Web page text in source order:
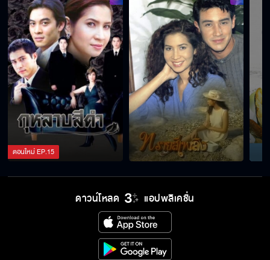
ทรายสีเพลิง EP.18
ทรายสีเพลิง EP.19
ตอนใหม่EP.15
ดาวน์โหลด แอปพลิเคชั่น